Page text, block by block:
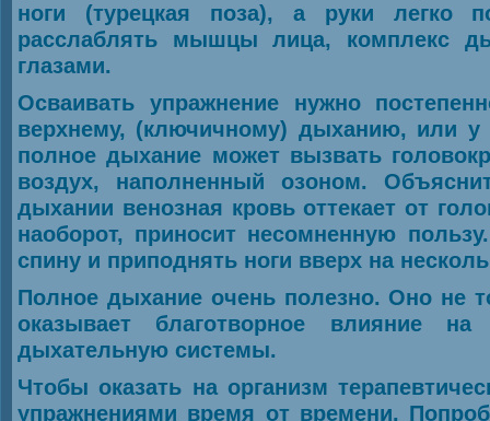
ноги (турецкая поза), а руки легко
расслаблять мышцы лица, комплекс
глазами.
Осваивать упражнение нужно
верхнему, (ключичному) дыханию, или у
полное дыхание может вызвать
воздух, наполненный озоном.
дыхании венозная кровь оттекает от
наоборот, приносит несомненную
спину и приподнять ноги вверх на
Полное дыхание очень полезно. Оно не
оказывает благотворное влияние
дыхательную системы.
Чтобы оказать на организм
упражнениями время от времени.